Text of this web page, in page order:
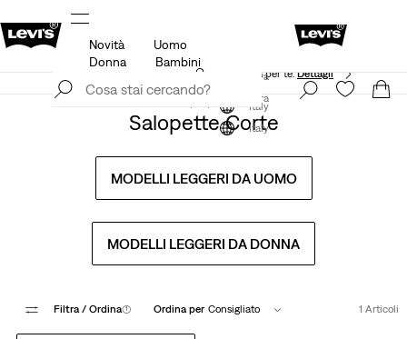
Politica di spedizione e resi Aggiornata
Iscriviti ora
Italy
Novità
Uomo
Donna
Bambini
App Levi's. Il meglio di Levi's ®, su misura per te. Dettagli
Iscriviti ora
Italy
Salopette Corte
MODELLI LEGGERI DA UOMO
MODELLI LEGGERI DA DONNA
Filtra/ Ordina(1) Ordina per Consigliato 1 Articoli